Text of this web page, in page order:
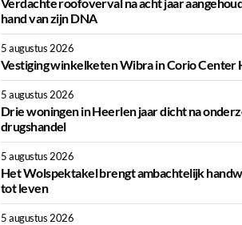
hand van zijn DNA
5 augustus 2026
Vestiging winkelketen Wibra in Corio Center
5 augustus 2026
Drie woningen in Heerlen jaar dicht na
drugshandel
5 augustus 2026
Het Wolspektakel brengt ambachtelijk
tot leven
5 augustus 2026